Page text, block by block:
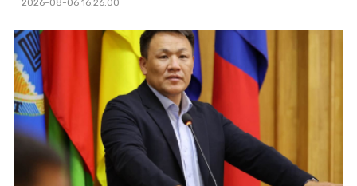
2026-08-06 16:26:00